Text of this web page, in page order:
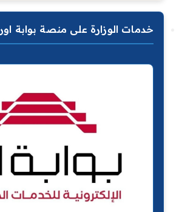
خدمات الوزارة على منصة بوابة اور